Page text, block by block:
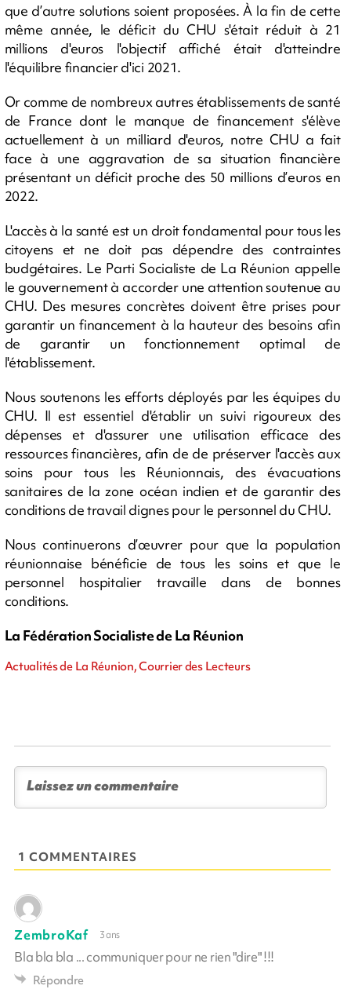
que d’autre solutions soient proposées. À la fin de cette
même année, le déficit du CHU s'était réduit à 21
millions d'euros l'objectif affiché était d'atteindre
l'équilibre financier d'ici 2021.
Or comme de nombreux autres établissements de santé
de France dont le manque de financement s'élève
actuellement à un milliard d'euros, notre CHU a fait
face à une aggravation de sa situation financière
présentant un déficit proche des 50 millions d’euros en
2022.
L'accès à la santé est un droit fondamental pour tous les
citoyens et ne doit pas dépendre des contraintes
budgétaires. Le Parti Socialiste de La Réunion appelle
le gouvernement à accorder une attention soutenue au
CHU. Des mesures concrètes doivent être prises pour
garantir un financement à la hauteur des besoins afin
de garantir un fonctionnement optimal de
l'établissement.
Nous soutenons les efforts déployés par les équipes du
CHU. Il est essentiel d'établir un suivi rigoureux des
dépenses et d'assurer une utilisation efficace des
ressources financières, afin de de préserver l'accès aux
soins pour tous les Réunionnais, des évacuations
sanitaires de la zone océan indien et de garantir des
conditions de travail dignes pour le personnel du CHU.
Nous continuerons d’œuvrer pour que la population
réunionnaise bénéficie de tous les soins et que le
personnel hospitalier travaille dans de bonnes
conditions.
La Fédération Socialiste de La Réunion
Actualités de La Réunion, Courrier des Lecteurs
1 COMMENTAIRES
ZembroKaf 3 ans
Bla bla bla ... communiquer pour ne rien "dire" !!!
Répondre